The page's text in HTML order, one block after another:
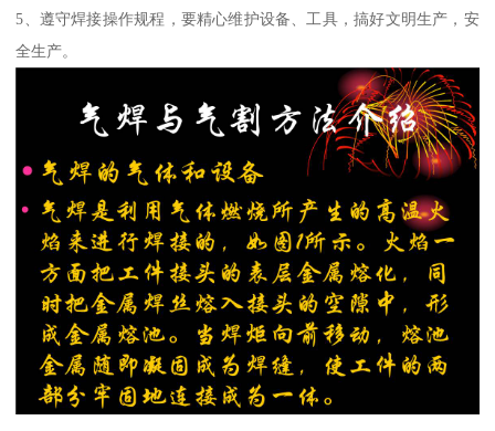
5、遵守焊接操作规程，要精心维护设备、工具，搞好文明生产，安
全生产。